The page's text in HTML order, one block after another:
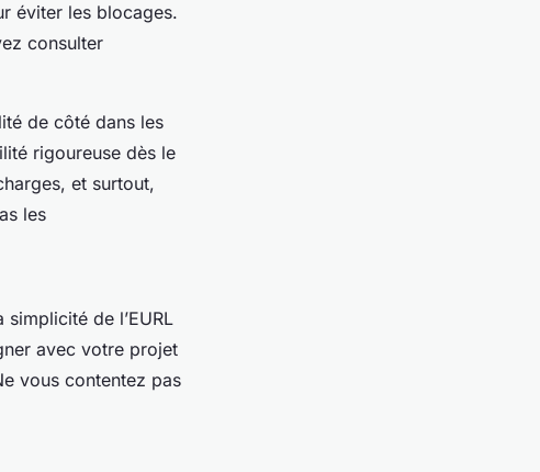
éviter les blocages.
consulter
de côté dans les
rigoureuse dès le
et surtout,
les
de l’EURL
avec votre projet
vous contentez pas